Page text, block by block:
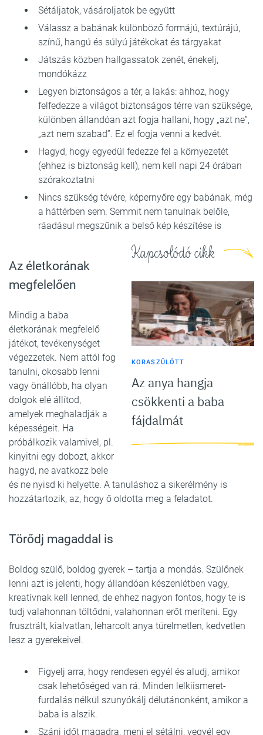
Sétáljatok, vásároljatok be együtt
Válassz a babának különböző formájú, textúrájú,
színű, hangú és súlyú játékokat és tárgyakat
Játszás közben hallgassatok zenét, énekelj,
mondókázz
Legyen biztonságos a tér, a lakás: ahhoz, hogy
felfedezze a világot biztonságos térre van szüksége,
különben állandóan azt fogja hallani, hogy „azt ne”,
„azt nem szabad”. Ez el fogja venni a kedvét.
Hagyd, hogy egyedül fedezze fel a környezetét
(ehhez is biztonság kell), nem kell napi 24 órában
szórakoztatni
Nincs szükség tévére, képernyőre egy babának, még
a háttérben sem. Semmit nem tanulnak belőle,
ráadásul megszűnik a belső kép készítése is
Kapcsolódó cikk
KORASZÜLÖTT
Az anya hangja
csökkenti a baba
fájdalmát
Az életkorának
megfelelően
Mindig a baba
életkorának megfelelő
játékot, tevékenységet
végezzetek. Nem attól fog
tanulni, okosabb lenni
vagy önállóbb, ha olyan
dolgok elé állítod,
amelyek meghaladják a
képességeit. Ha
próbálkozik valamivel, pl.
kinyitni egy dobozt, akkor
hagyd, ne avatkozz bele
és ne nyisd ki helyette. A tanuláshoz a sikerélmény is
hozzátartozik, az, hogy ő oldotta meg a feladatot.
Törődj magaddal is
Boldog szülő, boldog gyerek – tartja a mondás. Szülőnek
lenni azt is jelenti, hogy állandóan készenlétben vagy,
kreatívnak kell lenned, de ehhez nagyon fontos, hogy te is
tudj valahonnan töltődni, valahonnan erőt meríteni. Egy
frusztrált, kialvatlan, leharcolt anya türelmetlen, kedvetlen
lesz a gyerekeivel.
Figyelj arra, hogy rendesen egyél és aludj, amikor
csak lehetőséged van rá. Minden lelkiismeret-
furdalás nélkül szunyókálj délutánonként, amikor a
baba is alszik.
Szánj időt magadra, menj el sétálni, vegyél egy